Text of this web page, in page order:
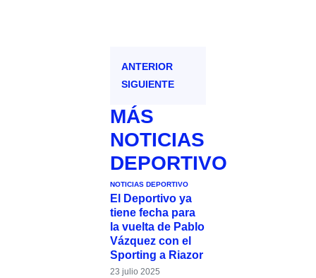
ANTERIOR
SIGUIENTE
MÁS
NOTICIAS
DEPORTIVO
NOTICIAS DEPORTIVO
El Deportivo ya
tiene fecha para
la vuelta de Pablo
Vázquez con el
Sporting a Riazor
23 julio 2025